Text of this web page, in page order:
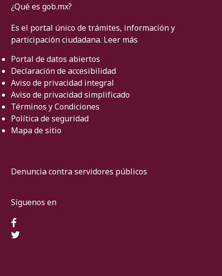
¿Qué es gob.mx?
Es el portal único de trámites, información y
participación ciudadana. Leer más
Portal de datos abiertos
Declaración de accesibilidad
Aviso de privacidad integral
Aviso de privacidad simplificado
Términos y Condiciones
Política de seguridad
Mapa de sitio
Denuncia contra servidores públicos
Síguenos en